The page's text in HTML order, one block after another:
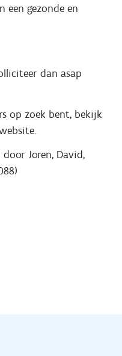
een gezonde en
dan asap
op zoek bent, bekijk
Joren, David,